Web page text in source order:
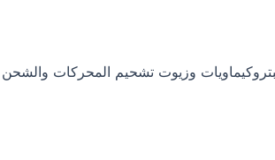
البتروكيماويات وزيوت تشحيم المحركات والشحن